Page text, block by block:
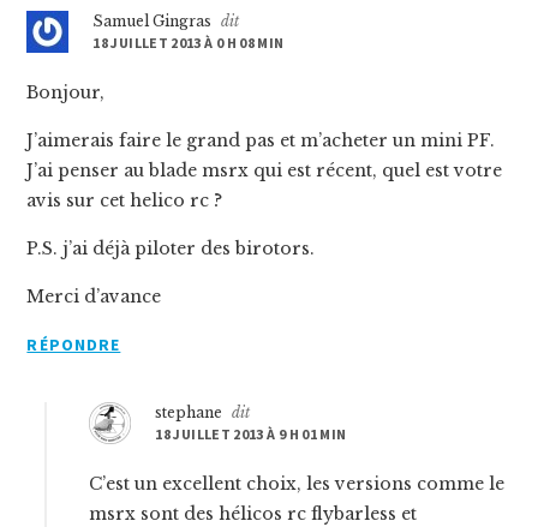
Samuel Gingras
dit
18 JUILLET 2013 À 0 H 08 MIN
Bonjour,
J’aimerais faire le grand pas et m’acheter un mini PF.
J’ai penser au blade msrx qui est récent, quel est votre
avis sur cet helico rc ?
P.S. j’ai déjà piloter des birotors.
Merci d’avance
RÉPONDRE
stephane
dit
18 JUILLET 2013 À 9 H 01 MIN
C’est un excellent choix, les versions comme le
msrx sont des hélicos rc flybarless et